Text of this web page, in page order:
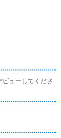
ューしてくださ